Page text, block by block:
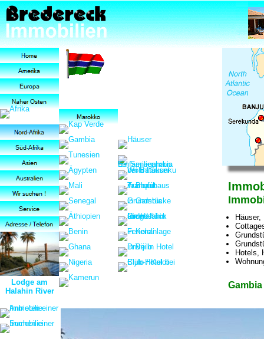
Lodge am
Halahin River
Hotels,